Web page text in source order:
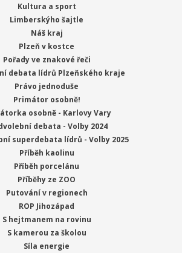
Kultura a sport
Limberskýho šajtle
Náš kraj
Plzeň v kostce
Pořady ve znakové řeči
debata lídrů Plzeňského kraje
Právo jednoduše
Primátor osobně!
osobně - Karlovy Vary
debata - Volby 2024
superdebata lídrů - Volby 2025
Příběh kaolinu
Příběh porcelánu
Příběhy ze ZOO
Putování v regionech
ROP Jihozápad
S hejtmanem na rovinu
S kamerou za školou
Síla energie